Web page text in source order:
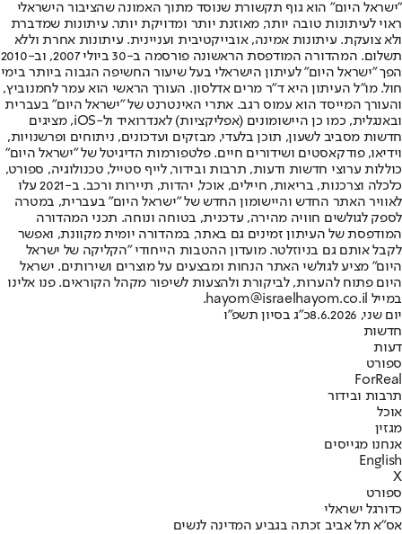
"ישראל היום" הוא גוף תקשורת שנוסד מתוך האמונה שהציבור הישראלי
ראוי לעיתונות טובה יותר, מאוזנת יותר ומדויקת יותר. עיתונות שמדברת
ולא צועקת. עיתונות אמינה, אובייקטיבית ועניינית. עיתונות אחרת וללא
תשלום. המהדורה המודפסת הראשונה פורסמה ב-30 ביולי 2007, וב-2010
הפך "ישראל היום" לעיתון הישראלי בעל שיעור החשיפה הגבוה ביותר בימי
חול. מו"ל העיתון היא ד"ר מרים אדלסון. העורך הראשי הוא עמר לחמנוביץ,
והעורך המייסד הוא עמוס רגב. אתרי האינטרנט של "ישראל היום" בעברית
ובאנגלית, כמו כן היישומונים (אפליקציות) לאנדרואיד ול-iOS, מציגים
חדשות מסביב לשעון, תוכן בלעדי, מבזקים ועדכונים, ניתוחים ופרשנויות,
וידיאו, פודקאסטים ושידורים חיים. פלטפורמות הדיגיטל של "ישראל היום"
כוללות ערוצי חדשות ודעות, תרבות ובידור, לייף סטייל, טכנולוגיה, ספורט,
כלכלה וצרכנות, בריאות, חיילים, אוכל, יהדות, תיירות ורכב. ב-2021 עלו
לאוויר האתר החדש והיישומון החדש של "ישראל היום" בעברית, במטרה
לספק לגולשים חוויה מהירה, עדכנית, בטוחה ונוחה. תכני המהדורה
המודפסת של העיתון זמינים גם באתר, במהדורה יומית מקוונת, ואפשר
לקבל אותם גם בניוזלטר. מועדון ההטבות הייחודי "הקליקה של ישראל
היום" מציע לגולשי האתר הנחות ומבצעים על מוצרים ושירותים. ישראל
היום פתוח להערות, לביקורת ולהצעות לשיפור מקהל הקוראים. פנו אלינו
במייל hayom@israelhayom.co.il.
יום שני, 8.6.2026
כ"ג בסיון תשפ"ו
חדשות
דעות
ספורט
ForReal
תרבות ובידור
אוכל
מגזין
אנחנו מגייסים
English
X
ספורט
כדורגל ישראלי
אס"א תל אביב זכתה בגביע המדינה לנשים